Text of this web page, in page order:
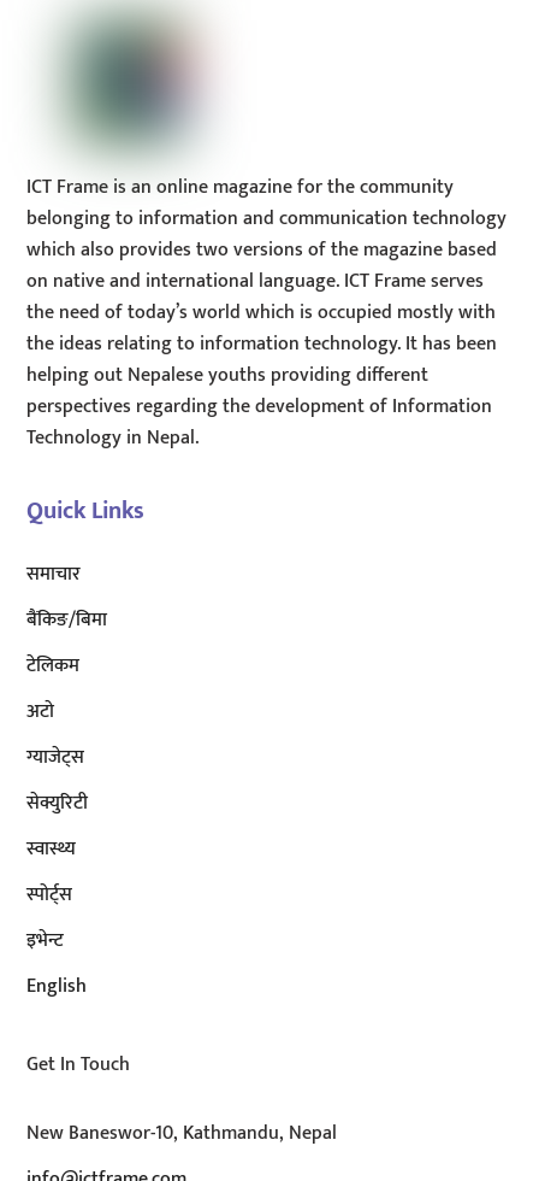
ICT Frame is an online magazine for the community
belonging to information and communication technology
which also provides two versions of the magazine based
on native and international language. ICT Frame serves
the need of today’s world which is occupied mostly with
the ideas relating to information technology. It has been
helping out Nepalese youths providing different
perspectives regarding the development of Information
Technology in Nepal.
Quick Links
समाचार
बैंकिङ/बिमा
टेलिकम
अटाे
ग्याजेट्स
सेक्युरिटी
स्वास्थ्य
स्पोर्ट्स
इभेन्ट
English
Get In Touch
New Baneswor-10, Kathmandu, Nepal